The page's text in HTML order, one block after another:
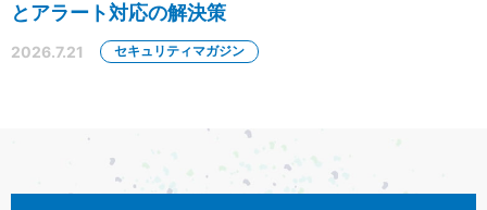
とアラート対応の解決策
2026.7.21 セキュリティマガジン